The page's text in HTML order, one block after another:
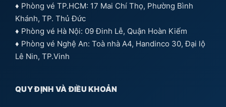
♦ Phòng vé TP.HCM: 17 Mai Chí Thọ, Phường Bình
Khánh, TP. Thủ Đức
♦ Phòng vé Hà Nội: 09 Đinh Lễ, Quận Hoàn Kiếm
♦ Phòng vé Nghệ An: Toà nhà A4, Handinco 30, Đại lộ
Lê Nin, TP.Vinh
QUY ĐỊNH VÀ ĐIỀU KHOẢN